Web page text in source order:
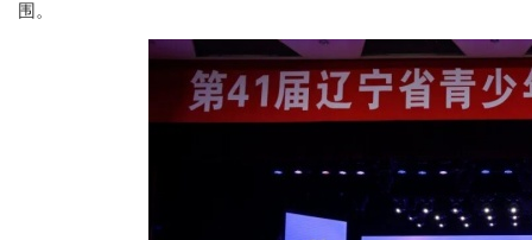
围。